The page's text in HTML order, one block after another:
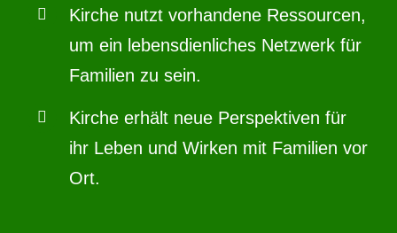
Kirche nutzt vorhandene Ressourcen,
um ein lebensdienliches Netzwerk für
Familien zu sein.
Kirche erhält neue Perspektiven für
ihr Leben und Wirken mit Familien vor
Ort.